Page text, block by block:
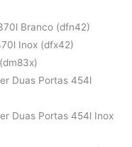
Branco (dfn42)
Inox (dfx42)
Duas Portas 454l
Duas Portas 454l Inox